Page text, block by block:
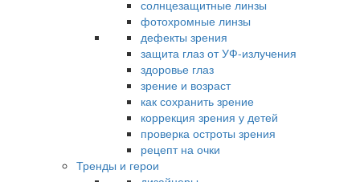
солнцезащитные линзы
фотохромные линзы
дефекты зрения
защита глаз от УФ-излучения
здоровье глаз
зрение и возраст
как сохранить зрение
коррекция зрения у детей
проверка остроты зрения
рецепт на очки
Тренды и герои